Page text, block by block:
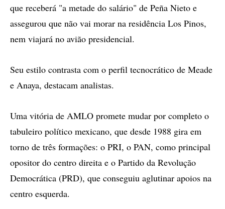
que receberá "a metade do salário" de Peña Nieto e
assegurou que não vai morar na residência Los Pinos,
nem viajará no avião presidencial.
Seu estilo contrasta com o perfil tecnocrático de Meade
e Anaya, destacam analistas.
Uma vitória de AMLO promete mudar por completo o
tabuleiro político mexicano, que desde 1988 gira em
torno de três formações: o PRI, o PAN, como principal
opositor do centro direita e o Partido da Revolução
Democrática (PRD), que conseguiu aglutinar apoios na
centro esquerda.